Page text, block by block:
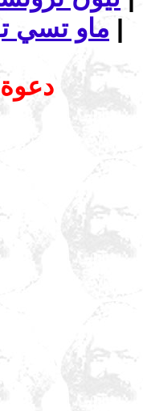
ماو تسي |